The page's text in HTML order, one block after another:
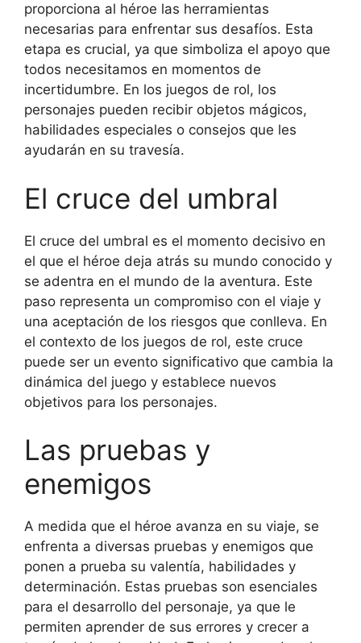
proporciona al héroe las herramientas
necesarias para enfrentar sus desafíos. Esta
etapa es crucial, ya que simboliza el apoyo que
todos necesitamos en momentos de
incertidumbre. En los juegos de rol, los
personajes pueden recibir objetos mágicos,
habilidades especiales o consejos que les
ayudarán en su travesía.
El cruce del umbral
El cruce del umbral es el momento decisivo en
el que el héroe deja atrás su mundo conocido y
se adentra en el mundo de la aventura. Este
paso representa un compromiso con el viaje y
una aceptación de los riesgos que conlleva. En
el contexto de los juegos de rol, este cruce
puede ser un evento significativo que cambia la
dinámica del juego y establece nuevos
objetivos para los personajes.
Las pruebas y
enemigos
A medida que el héroe avanza en su viaje, se
enfrenta a diversas pruebas y enemigos que
ponen a prueba su valentía, habilidades y
determinación. Estas pruebas son esenciales
para el desarrollo del personaje, ya que le
permiten aprender de sus errores y crecer a